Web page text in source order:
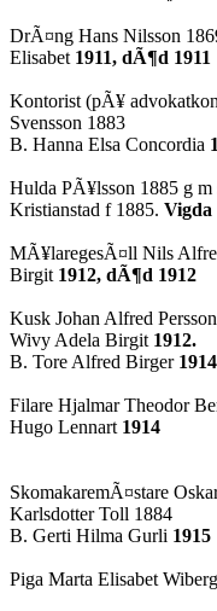
DrÃ¤ng Hans Nilsson
Elisabet 1911, dÃ¶d 1911
Kontorist (pÃ¥
Svensson 1883
B. Hanna Elsa Concordia
Hulda PÃ¥lsson 1885 g
Kristianstad f 1885. Vigda
MÃ¥laregesÃ¤ll Nils
Birgit 1912, dÃ¶d 1912
Kusk Johan Alfred
Wivy Adela Birgit 1912.
B. Tore Alfred Birger 1914
Filare Hjalmar Theodor
Hugo Lennart 1914
SkomakaremÃ¤stare
Karlsdotter Toll 1884
B. Gerti Hilma Gurli 1915
Piga Marta Elisabet